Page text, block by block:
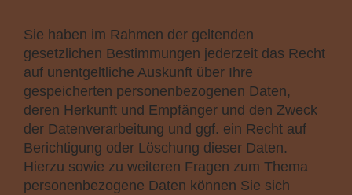
Sie haben im Rahmen der geltenden
gesetzlichen Bestimmungen jederzeit das Recht
auf unentgeltliche Auskunft über Ihre
gespeicherten personenbezogenen Daten,
deren Herkunft und Empfänger und den Zweck
der Datenverarbeitung und ggf. ein Recht auf
Berichtigung oder Löschung dieser Daten.
Hierzu sowie zu weiteren Fragen zum Thema
personenbezogene Daten können Sie sich